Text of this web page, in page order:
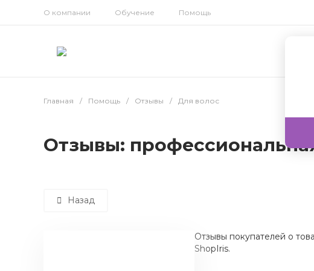
О компании Обучение Помощь
Главная / Помощь / Отзывы / Для волос
Отзывы:
Назад
Отзывы покупателей о
ShopIris.